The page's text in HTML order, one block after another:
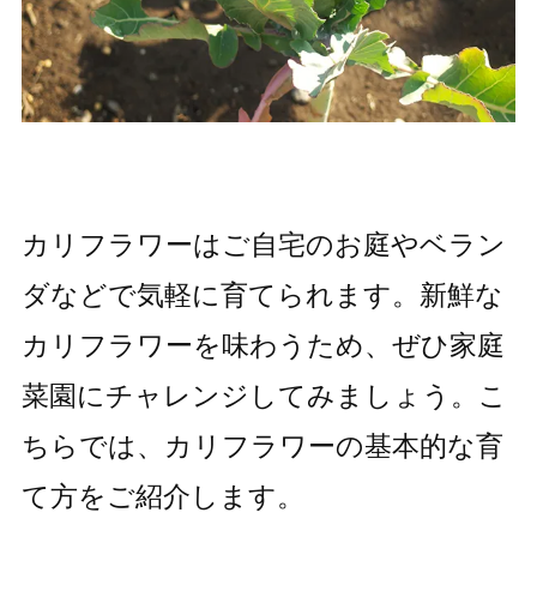
カリフラワーはご自宅のお庭やベラン
ダなどで気軽に育てられます。新鮮な
カリフラワーを味わうため、ぜひ家庭
菜園にチャレンジしてみましょう。こ
ちらでは、カリフラワーの基本的な育
て方をご紹介します。